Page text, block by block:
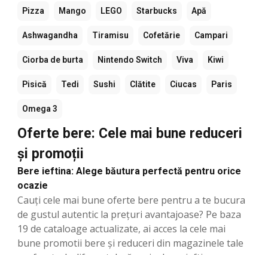
Pizza Mango LEGO Starbucks Apă
Ashwagandha Tiramisu Cofetărie Campari
Ciorba de burta Nintendo Switch Viva Kiwi
Pisică Tedi Sushi Clătite Ciucas Paris
Omega 3
Oferte bere: Cele mai bune reduceri
și promoții
Bere ieftina: Alege băutura perfectă pentru orice
ocazie
Cauți cele mai bune oferte bere pentru a te bucura
de gustul autentic la prețuri avantajoase? Pe baza
19 de cataloage actualizate, ai acces la cele mai
bune promotii bere și reduceri din magazinele tale